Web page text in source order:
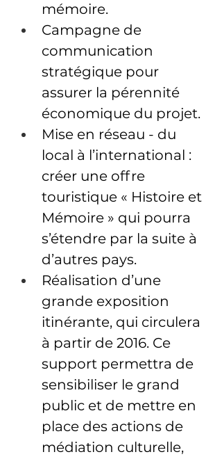
mémoire.
Campagne de
communication
stratégique pour
assurer la pérennité
économique du projet.
Mise en réseau - du
local à l’international :
créer une offre
touristique « Histoire et
Mémoire » qui pourra
s’étendre par la suite à
d’autres pays.
Réalisation d’une
grande exposition
itinérante, qui circulera
à partir de 2016. Ce
support permettra de
sensibiliser le grand
public et de mettre en
place des actions de
médiation culturelle,